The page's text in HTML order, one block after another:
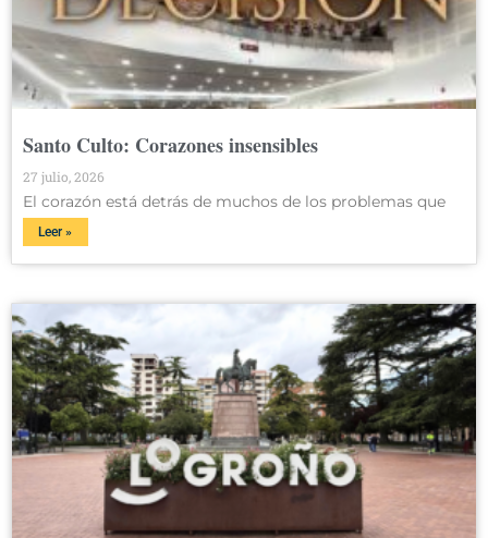
Santo Culto: Corazones insensibles
27 julio, 2026
El corazón está detrás de muchos de los problemas que
Leer »